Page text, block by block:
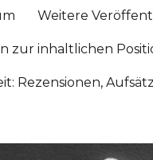
Weitere
zur inhaltlichen
Rezensionen,